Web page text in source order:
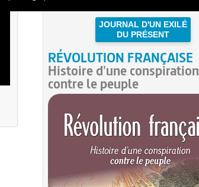
JOURNAL D'UN EXILÉ
DU PRÉSENT
RÉVOLUTION FRANÇAISE
Histoire d'une conspiration
contre le peuple